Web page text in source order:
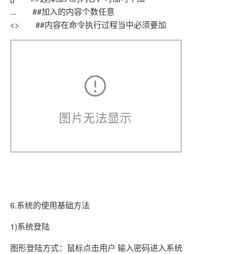
... ##加入的内容个数任意
<> ##内容在命令执行过程当中必须要加
6.系统的使用基础方法
1)系统登陆
图形登陆方式：鼠标点击用户 输入密码进入系统